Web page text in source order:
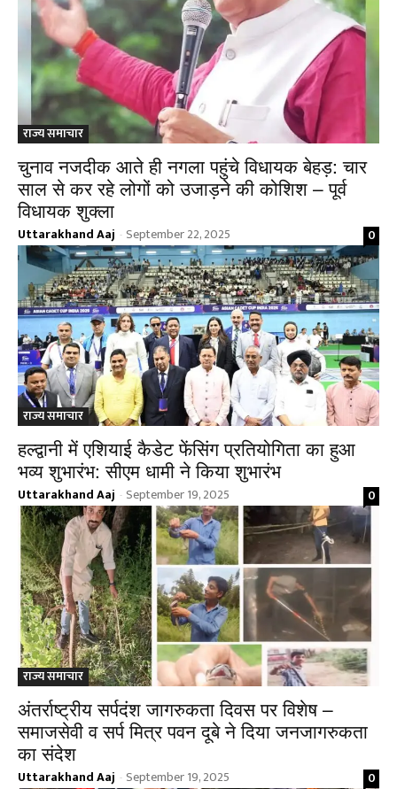
राज्य समाचार
चुनाव नजदीक आते ही नगला पहुंचे विधायक बेहड़: चार
साल से कर रहे लोगों को उजाड़ने की कोशिश – पूर्व
विधायक शुक्ला
Uttarakhand Aaj - September 22, 2025 0
राज्य समाचार
हल्द्वानी में एशियाई कैडेट फेंसिंग प्रतियोगिता का हुआ
भव्य शुभारंभ: सीएम धामी ने किया शुभारंभ
Uttarakhand Aaj - September 19, 2025 0
राज्य समाचार
अंतर्राष्ट्रीय सर्पदंश जागरुकता दिवस पर विशेष –
समाजसेवी व सर्प मित्र पवन दूबे ने दिया जनजागरुकता
का संदेश
Uttarakhand Aaj - September 19, 2025 0